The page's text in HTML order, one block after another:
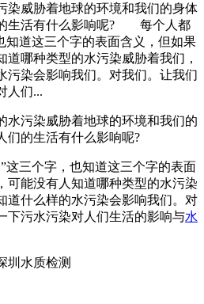
染威胁着地球的环境和我们的身体
生活有什么影响呢? 每个人都
知道这三个字的表面含义，但如果
哪种类型的水污染威胁着我们，
污染会影响我们。对我们。让我们
人们...
污染威胁着地球的环境和我们的
们的生活有什么影响呢?
三个字，也知道这三个字的表面
可能没有人知道哪种类型的水污染
道什么样的水污染会影响我们。对
下污水污染对人们生活的影响与水